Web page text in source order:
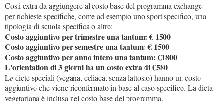
Costi extra da aggiungere al costo base del programma exchange
per richieste specifiche, come ad esempio uno sport specifico, una
tipologia di scuola specifica o altro:
Costo aggiuntivo per trimestre una tantum: € 1500
Costo aggiuntivo per semestre una tantum: € 1500
Costo aggiuntivo per anno intero una tantum: €1800
L'orientation di 3 giorni ha un costo extra di €580
Lediete speciali (vegana, celiaca, senza lattosio) hanno un costo
aggiuntivo che viene riconfermato in base al caso specifico. La dieta
vegetariana è inclusa nel costo base del programma.